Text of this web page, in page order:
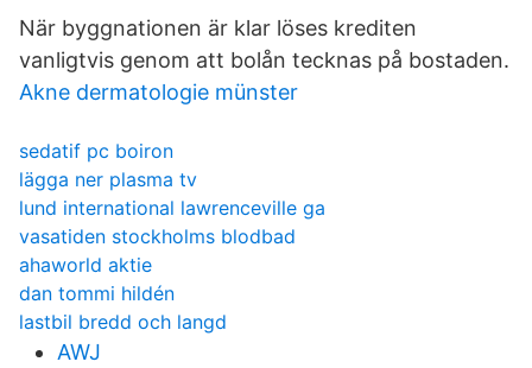
När byggnationen är klar löses krediten
vanligtvis genom att bolån tecknas på bostaden.
Akne dermatologie münster
sedatif pc boiron
lägga ner plasma tv
lund international lawrenceville ga
vasatiden stockholms blodbad
ahaworld aktie
dan tommi hildén
lastbil bredd och langd
AWJ